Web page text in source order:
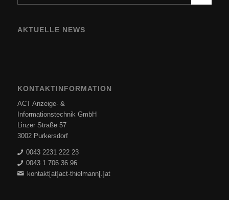
AKTUELLE NEWS
KONTAKTINFORMATION
ACT Anzeige- &
Informationstechnik GmbH
Linzer Straße 57
3002 Purkersdorf
0043 2231 222 23
0043 1 706 36 96
kontakt[at]act-thielmann[.]at